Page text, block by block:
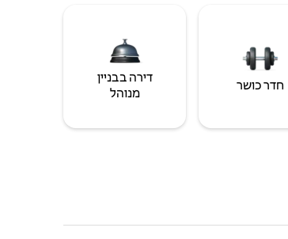
חדר כושר
דירה בבניין
מנוהל